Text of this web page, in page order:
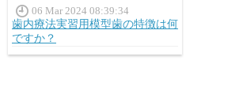
06 Mar 2024 08:39:34
歯内療法実習用模型歯の特徴は何
ですか？